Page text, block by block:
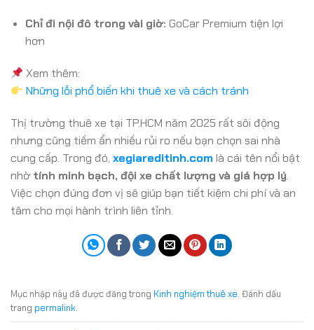
Chỉ đi nội đô trong vài giờ: GoCar Premium tiện lợi
hơn
Xem thêm:
Những lỗi phổ biến khi thuê xe và cách tránh
Thị trường thuê xe tại TP.HCM năm 2025 rất sôi động
nhưng cũng tiềm ẩn nhiều rủi ro nếu bạn chọn sai nhà
cung cấp. Trong đó, xegiareditinh.com là cái tên nổi bật
nhờtính minh bạch, đội xe chất lượng và giá hợp lý.
Việc chọn đúng đơn vị sẽ giúp bạn tiết kiệm chi phí và an
tâm cho mọi hành trình liên tỉnh.
Mục nhập này đã được đăng trong Kinh nghiệm thuê xe. Đánh dấu
trang permalink.